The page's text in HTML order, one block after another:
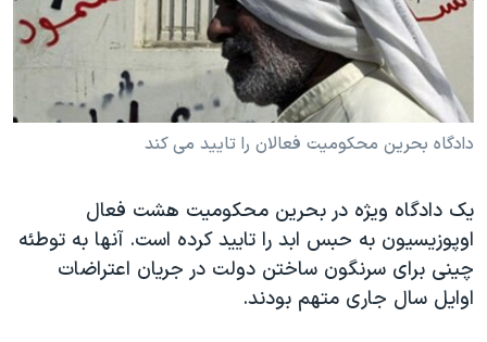
فرهنگ و زندگی
حقوق شهروندی
اقتصادی
علم و فناوری
گالری عکس
آرشیو پخش زنده
مستندها
انتخابات ریاست جمهوری آمریکا ۲۰۲۴
حمله جمهوری اسلامی به اسرائیل
رمز مهسا
اعتراضات زن، زندگی، آزادی
مجموعه مستندهای دادخواهی
تریبونال مردمی آبان ۹۸
دنبال کنید
دادگاه بحرین محکومیت فعالان را تایید می کند
یک دادگاه ویژه در بحرین محکومیت هشت فعال
اوپوزیسیون به حبس ابد را تایید کرده است. آنها به توطئه
چینی برای سرنگون ساختن دولت در جریان اعتراضات
اوایل سال جاری متهم بودند.